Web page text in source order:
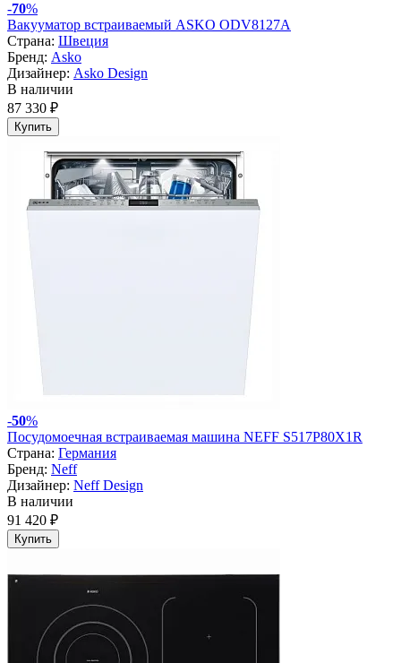
-70%
Вакууматор встраиваемый ASKO ODV8127A
Страна: Швеция
Бренд: Asko
Дизайнер: Asko Design
В наличии
87 330 ₽
Купить
-50%
Посудомоечная встраиваемая машина NEFF S517P80X1R
Страна: Германия
Бренд: Neff
Дизайнер: Neff Design
В наличии
91 420 ₽
Купить